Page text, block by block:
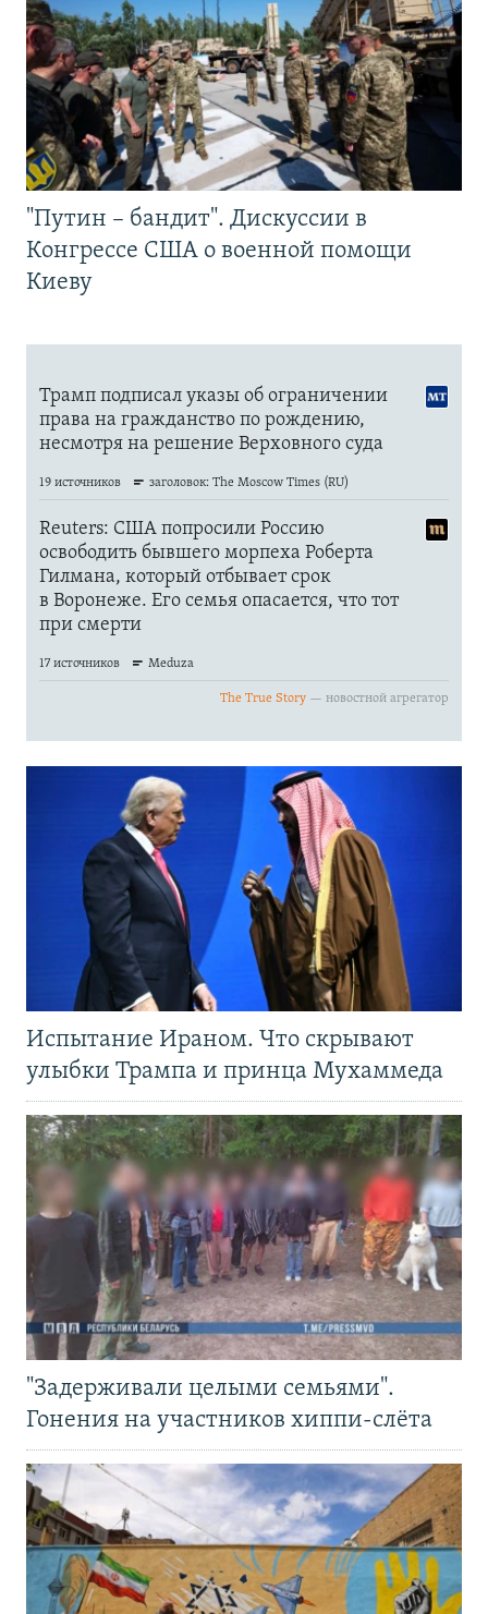
"Путин – бандит". Дискуссии в
Конгрессе США о военной помощи
Киеву
Испытание Ираном. Что скрывают
улыбки Трампа и принца Мухаммеда
"Задерживали целыми семьями".
Гонения на участников хиппи-слёта